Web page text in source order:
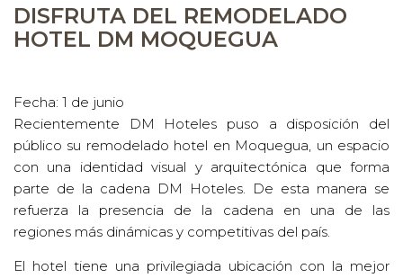
DISFRUTA DEL REMODELADO
HOTEL DM MOQUEGUA
Fecha: 1 de junio
Recientemente DM Hoteles puso a disposición del
público su remodelado hotel en Moquegua, un espacio
con una identidad visual y arquitectónica que forma
parte de la cadena DM Hoteles. De esta manera se
refuerza la presencia de la cadena en una de las
regiones más dinámicas y competitivas del país.
El hotel tiene una privilegiada ubicación con la mejor